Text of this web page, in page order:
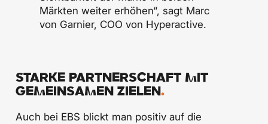
Märkten weiter erhöhen“, sagt Marc
von Garnier, COO von Hyperactive.
STARKE PARTNERSCHAFT MIT
GEMEINSAMEN ZIELEN.
Auch bei EBS blickt man positiv auf die